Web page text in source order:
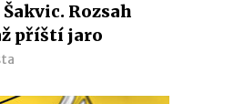
Rozsah
příští jaro